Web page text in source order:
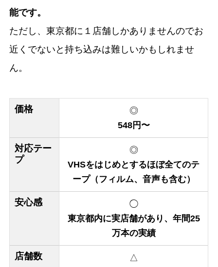
能です。
ただし、東京都に１店舗しかありませんのでお
近くでないと持ち込みは難しいかもしれませ
ん。
価格
◎
548円〜
対応テー
プ
◎
VHSをはじめとするほぼ全てのテ
ープ（フィルム、音声も含む）
安心感
◯
東京都内に実店舗があり、年間25
万本の実績
店舗数
△